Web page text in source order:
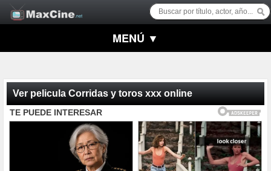
MENÚ ▼
Ver pelicula Corridas y toros xxx online